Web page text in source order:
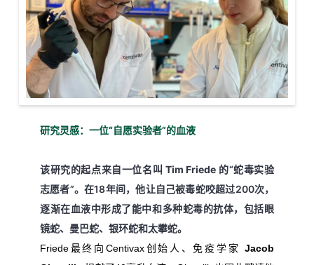
研究灵感：一位“自愿实验者”的血液
该研究的起点来自一位名叫 Tim Friede 的“蛇毒实验
志愿者”。在18年间，他让自己被毒蛇咬超过200次，
逐渐在血液中形成了能中和多种蛇毒的抗体，包括眼
镜蛇、曼巴蛇、银环蛇和太攀蛇。
Friede最终向Centivax创始人、免疫学家 Jacob